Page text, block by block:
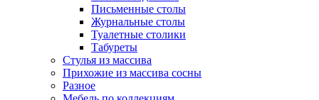
Письменные столы
Журнальные столы
Туалетные столики
Табуреты
Стулья из массива
Прихожие из массива сосны
Разное